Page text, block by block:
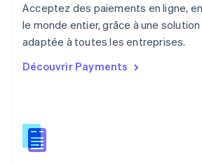
Acceptez des paiements en ligne,
le monde entier, grâce à une
adaptée à toutes les entreprises.
Découvrir Payments
NederlandsEnglish
Pologne
English
PortuguêsEnglish
English
Roumanie